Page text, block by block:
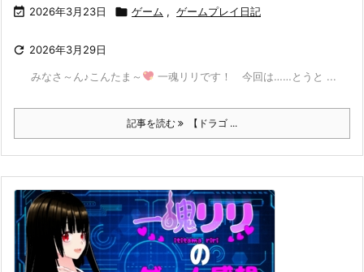
 2026年3月23日  ゲーム , ゲームプレイ日記
 2026年3月29日
みなさ～ん♪こんたま～ 一魂リリです！ 今回は……とうと ...
記事を読む 【ドラゴ ...